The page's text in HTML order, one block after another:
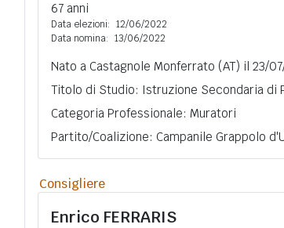
67 anni
Data elezioni: 12/06/2022
Data nomina: 13/06/2022
Nato a Castagnole Monferrato (AT) il 23/
Titolo di Studio: Istruzione Secondaria di
Categoria Professionale: Muratori
Partito/Coalizione: Campanile Grappolo
Consigliere
Enrico FERRARIS